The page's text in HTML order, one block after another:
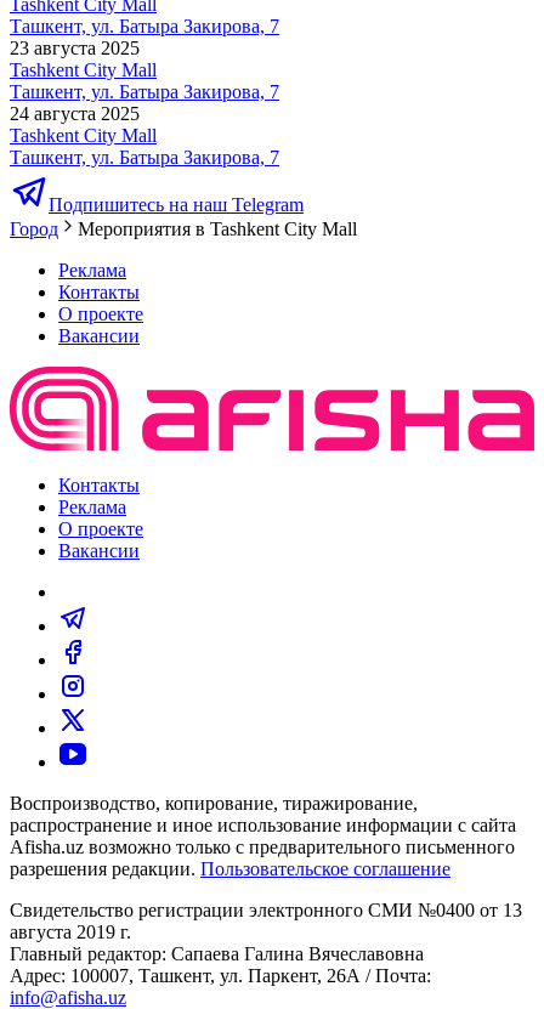
Tashkent City Mall
Ташкент, ул. Батыра Закирова, 7
23 августа 2025
Tashkent City Mall
Ташкент, ул. Батыра Закирова, 7
24 августа 2025
Tashkent City Mall
Ташкент, ул. Батыра Закирова, 7
Подпишитесь на наш Telegram
Город
Мероприятия в Tashkent City Mall
Реклама
Контакты
О проекте
Вакансии
Контакты
Реклама
О проекте
Вакансии
Воспроизводство, копирование, тиражирование,
распространение и иное использование информации с сайта
Afisha.uz возможно только с предварительного письменного
разрешения редакции. Пользовательское соглашение
Свидетельство регистрации электронного СМИ №0400 от 13
августа 2019 г.
Главный редактор: Сапаева Галина Вячеславовна
Адрес: 100007, Ташкент, ул. Паркент, 26А / Почта:
info@afisha.uz